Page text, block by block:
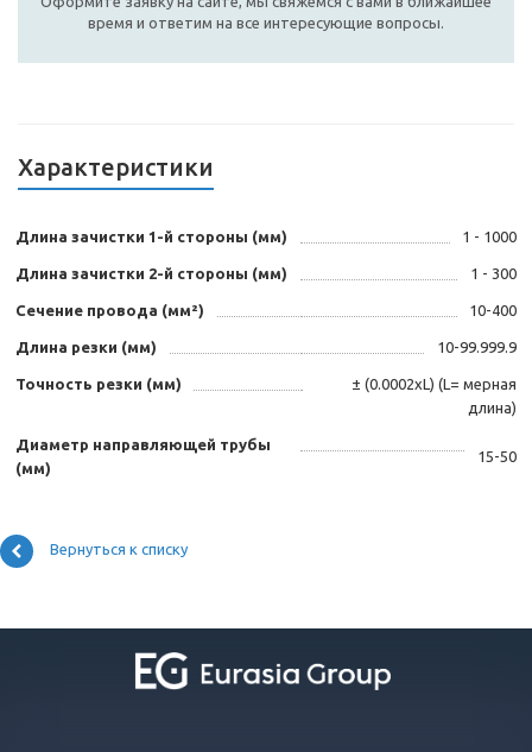
время и ответим на все интересующие вопросы.
Характеристики
Длина зачистки 1-й стороны (мм) 1 - 1000
Длина зачистки 2-й стороны (мм) 1 - 300
Сечение провода (мм²) 10-400
Длина резки (мм) 10-99.999.9
Точность резки (мм)
± (0.0002хL) (L= мерная
длина)
Диаметр направляющей трубы
(мм)
15-50
Вернуться к списку